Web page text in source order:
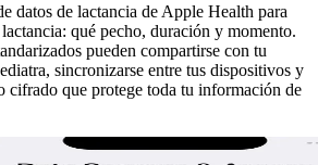
datos de lactancia de Apple Health para
qué pecho, duración y momento.
pueden compartirse con tu
sincronizarse entre tus dispositivos y
cifrado que protege toda tu información de